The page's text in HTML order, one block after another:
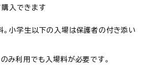
入できます
。小学生以下の入場は保護者の付き添い
み利用でも入場料が必要です。